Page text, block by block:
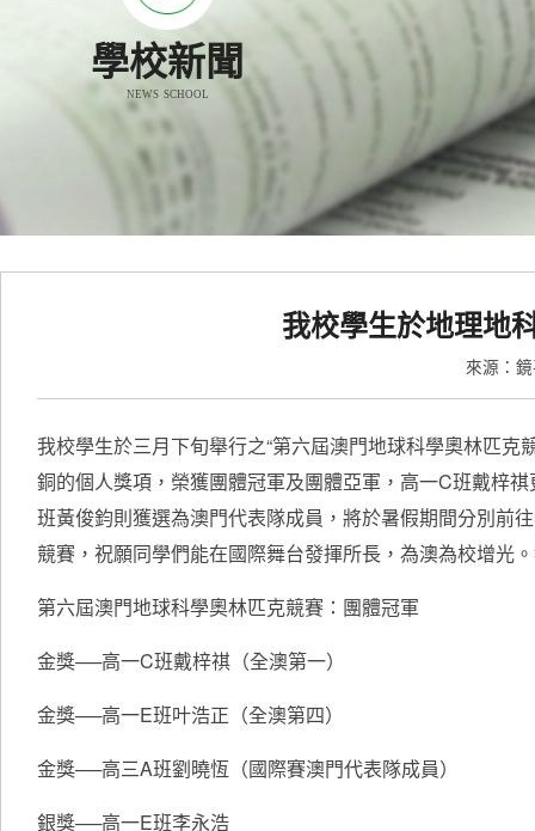
學校新聞
NEWS SCHOOL
我校學生於地理地
來源：
我校學生於三月下旬舉行之“第六屆澳門地球科學奧林匹克
銅的個人獎項，榮獲團體冠軍及團體亞軍，高一C班戴梓
班黃俊鈞則獲選為澳門代表隊成員，將於暑假期間分別前
競賽，祝願同學們能在國際舞台發揮所長，為澳為校增光
第六屆澳門地球科學奧林匹克競賽：團體冠軍
金獎──高一C班戴梓祺（全澳第一）
金獎──高一E班叶浩正（全澳第四）
金獎──高三A班劉曉恆（國際賽澳門代表隊成員）
銀獎──高一E班李永浩